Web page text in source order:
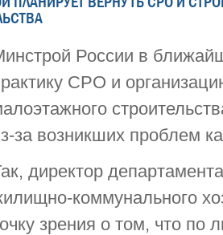
России в
СРО и
за возникших проблем
директор
коммунального
зрения о том, что по